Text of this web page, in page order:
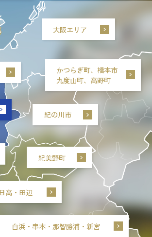
大阪エリア
紀の川市
紀美野町
かつらぎ町、橋本市
九度山町、高野町
高・田辺
白浜・串本・那智勝浦・新宮